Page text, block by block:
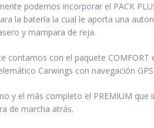
podemos incorporar el PACK
la batería la cual le aporta una
y mampara de reja.
contamos con el paquete COMFORT
Carwings con navegación
y el más completo el PREMIUM
de marcha atrás.